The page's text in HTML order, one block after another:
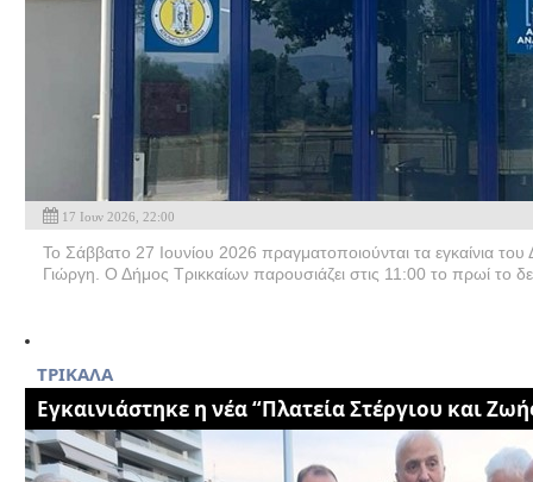
17 Ιουν 2026, 22:00
Το Σάββατο 27 Ιουνίου 2026 πραγματοποιούνται τα εγκαίνια
Γιώργη. Ο Δήμος Τρικκαίων παρουσιάζει στις 11:00 το πρωί το
ΤΡΙΚΑΛΑ
Εγκαινιάστηκε η νέα “Πλατεία Στέργιου και